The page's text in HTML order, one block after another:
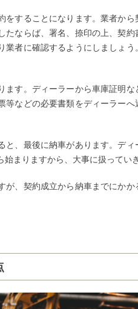
をすることになります。業者か
たならば、署名、捺印の上、契
業者に確認するようにしましょ
ます。ディーラーから車庫証明
等などの必要書類をディーラー
と、最後に納車があります。デ
まりますから、大事に扱ってい
が、契約成立から納車までにか